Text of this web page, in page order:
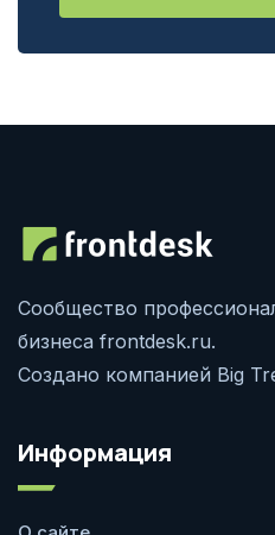
Сообщество
бизнеса frontdesk.ru.
Создано компанией Big
Информация